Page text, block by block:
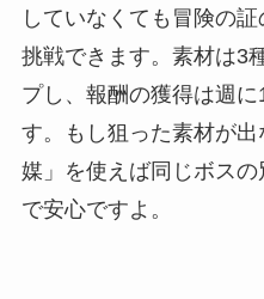
していなくても冒険の
挑戦できます。素材は3
プし、報酬の獲得は週
す。もし狙った素材が
媒」を使えば同じボス
で安心ですよ。